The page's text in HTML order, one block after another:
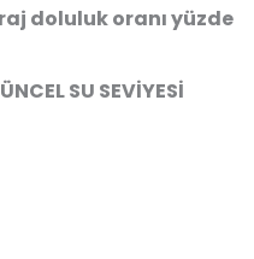
doluluk oranı yüzde
SU SEVİYESİ